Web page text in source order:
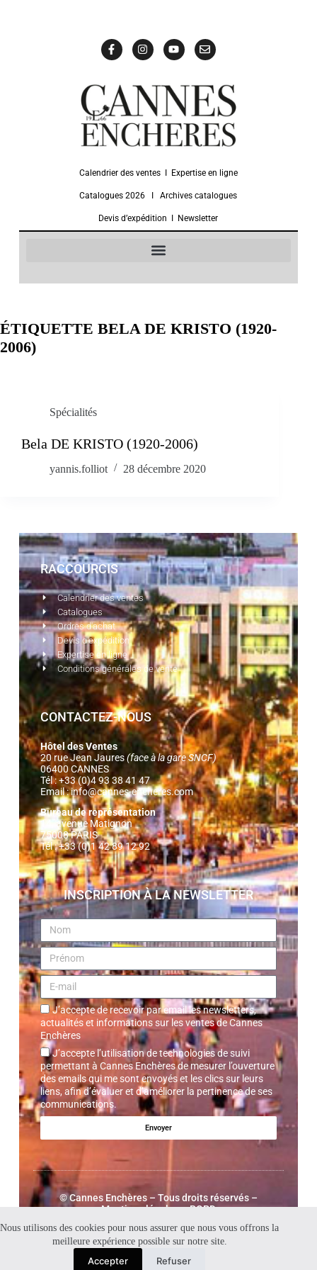
Nous utilisons des cookies pour nous assurer que nous vous offrons la
meilleure expérience possible sur notre site.
Accepter Refuser
Calendrier des ventesΙ Expertise en ligne
Catalogues 2026 ΙArchives catalogues
Devis d’expédition Newsletter
ÉTIQUETTE BELA DE KRISTO (1920-
2006)
Spécialités
Bela DE KRISTO (1920-2006)
yannis.folliot 28 décembre 2020
RACCOURCIS
Calendrier des ventes
Catalogues
Ordres d'achat
Devis d'expédition
Expertise en ligne
Conditions générales de vente
CONTACTEZ-NOUS
Hôtel des Ventes
20 rue Jean Jaures(face à la gare SNCF)
06400 CANNES
Tél : +33 (0)4 93 38 41 47
Email :info@cannes-encheres.com
Bureau de représentation
14, avenue Matignon
75008 PARIS
Tél : +33 (0)1 42 89 12 92
INSCRIPTION À LA NEWSLETTER
J’accepte de recevoir par email les newsletters,
actualités et informations sur les ventes de Cannes
Enchères
J’accepte l’utilisation de technologies de suivi
permettant à Cannes Enchères de mesurer l’ouverture
des emails qui me sont envoyés et les clics sur leurs
liens, afin d’évaluer et d’améliorer la pertinence de ses
communications.
Envoyer
©Cannes Enchères– Tous droits réservés –
Mentions légales – RGPD